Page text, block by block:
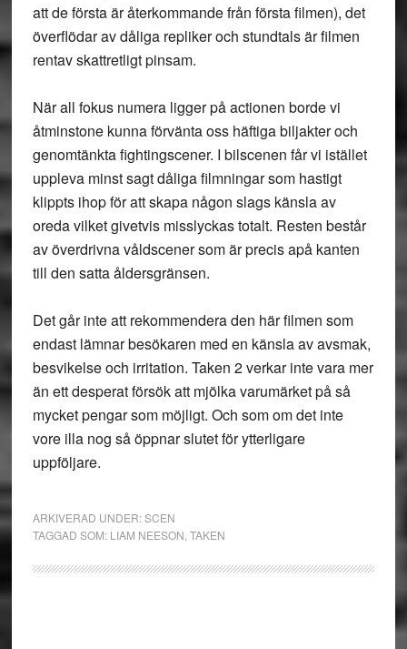
att de första är återkommande från första filmen), det
överflödar av dåliga repliker och stundtals är filmen
rentav skattretligt pinsam.
När all fokus numera ligger på actionen borde vi
åtminstone kunna förvänta oss häftiga biljakter och
genomtänkta fightingscener. I bilscenen får vi istället
uppleva minst sagt dåliga filmningar som hastigt
klippts ihop för att skapa någon slags känsla av
oreda vilket givetvis misslyckas totalt. Resten består
av överdrivna våldscener som är precis apå kanten
till den satta åldersgränsen.
Det går inte att rekommendera den här filmen som
endast lämnar besökaren med en känsla av avsmak,
besvikelse och irritation. Taken 2 verkar inte vara mer
än ett desperat försök att mjölka varumärket på så
mycket pengar som möjligt. Och som om det inte
vore illa nog så öppnar slutet för ytterligare
uppföljare.
ARKIVERAD UNDER:SCEN
TAGGAD SOM: LIAM NEESON TAKEN